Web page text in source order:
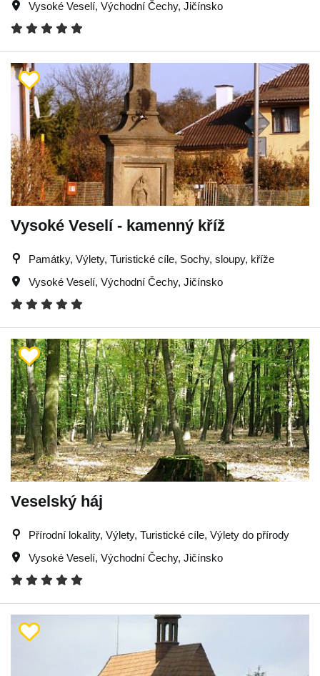
Vysoké Veselí, Východní Čechy, Jičínsko
Vysoké Veselí - kamenný kříž
Památky, Výlety, Turistické cíle, Sochy, sloupy, kříže
Vysoké Veselí, Východní Čechy, Jičínsko
Veselský háj
Přírodní lokality, Výlety, Turistické cíle, Výlety do přírody
Vysoké Veselí, Východní Čechy, Jičínsko